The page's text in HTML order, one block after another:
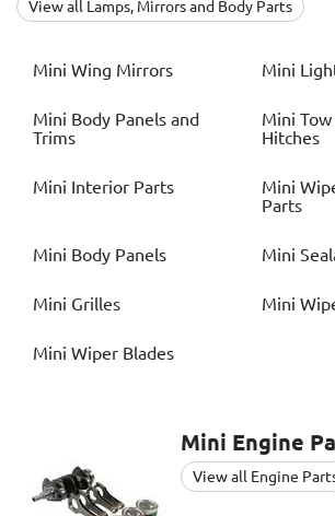
View all Lamps, Mirrors and Body Parts
Mini Wing Mirrors Mini
Mini Body Panels and
Trims
Mini
Hitches
Mini Interior Parts Mini
Parts
Mini Body Panels Mini
Mini Grilles Mini
Mini Wiper Blades
Mini Engine
View all Engine